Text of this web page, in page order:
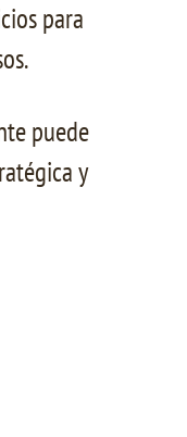
para
puede
y